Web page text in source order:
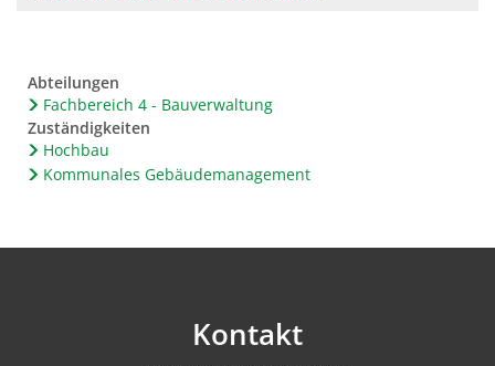
Abteilungen
Fachbereich 4 - Bauverwaltung
Zuständigkeiten
Hochbau
Kommunales Gebäudemanagement
Kontakt